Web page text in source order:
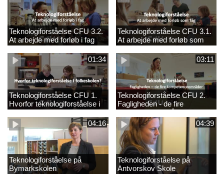
Teknologiforståelse CFU 3.2.
At arbejde med forløb i fag
Teknologiforståelse CFU 3.1.
At arbejde med forløb som
fag
01:34
Teknologiforståelse CFU 1.
Hvorfor teknologiforståelse i
folkeskolen?
03:11
Teknologiforståelse CFU 2.
Fagligheden - de fire
kompetenceområder
04:16
Teknologiforståelse på
Bymarkskolen
04:39
Teknologiforståelse på
Antvorskov Skole